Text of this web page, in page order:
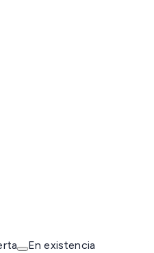
En existencia